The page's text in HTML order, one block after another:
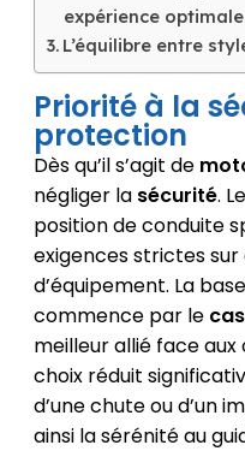
expérience optimale
L’équilibre entre
Priorité à la
protection
Dès qu’il s’agit de
négliger la sécurité.
position de conduite
exigences strictes
d’équipement. La
commence par le
meilleur allié face
choix réduit
d’une chute ou d’un
ainsi la sérénité au